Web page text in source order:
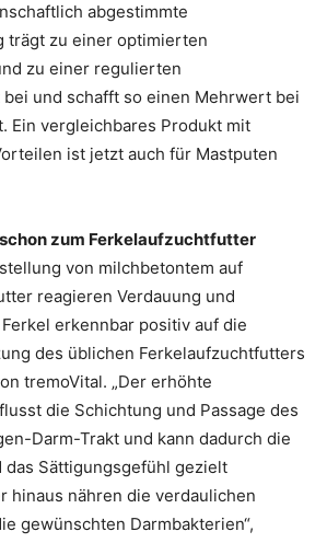
abgestimmte
trägt zu einer optimierten
zu einer regulierten
und schafft so einen Mehrwert bei
Ein vergleichbares Produkt mit
ist jetzt auch für Mastputen
zum Ferkelaufzuchtfutter
von milchbetontem auf
reagieren Verdauung und
erkennbar positiv auf die
des üblichen Ferkelaufzuchtfutters
tremoVital. „Der erhöhte
die Schichtung und Passage des
Darm-Trakt und kann dadurch die
das Sättigungsgefühl gezielt
hinaus nähren die verdaulichen
gewünschten Darmbakterien“,